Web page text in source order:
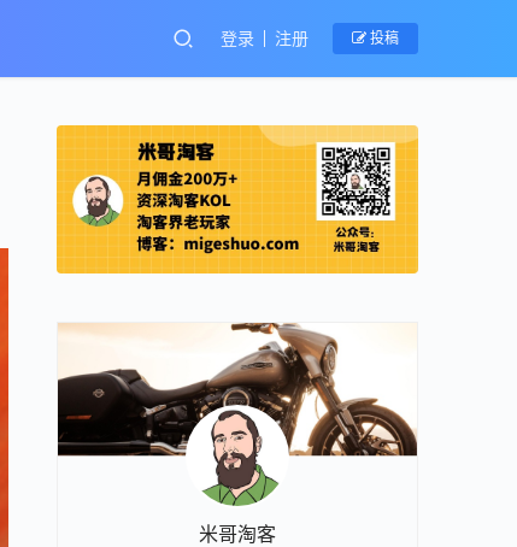
登录 注册 投稿
米哥淘客